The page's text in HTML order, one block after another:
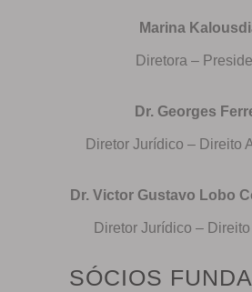
Marina
Diretora –
Dr. Georges
Diretor Jurídico – Direito
Dr. Victor Gustavo Lobo
Diretor Jurídico –
SÓCIOS